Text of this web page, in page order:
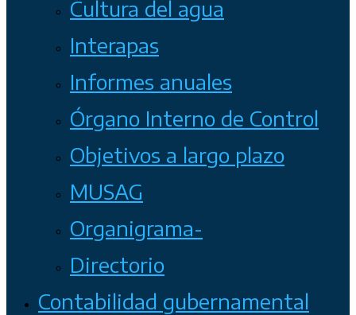
Cultura del agua
Interapas
Informes anuales
Órgano Interno de Control
Objetivos a largo plazo
MUSAG
Organigrama-
Directorio
Contabilidad gubernamental